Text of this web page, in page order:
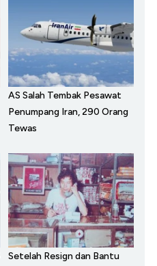
AS Salah Tembak Pesawat
Penumpang Iran, 290 Orang
Tewas
Setelah Resign dan Bantu